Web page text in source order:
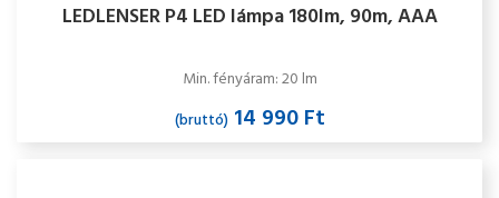
LEDLENSER P4 LED lámpa 180lm, 90m, AAA
Min. fényáram: 20 lm
(bruttó)14 990 Ft